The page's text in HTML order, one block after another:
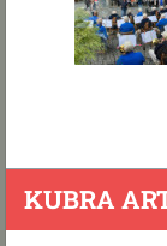
KUBRA